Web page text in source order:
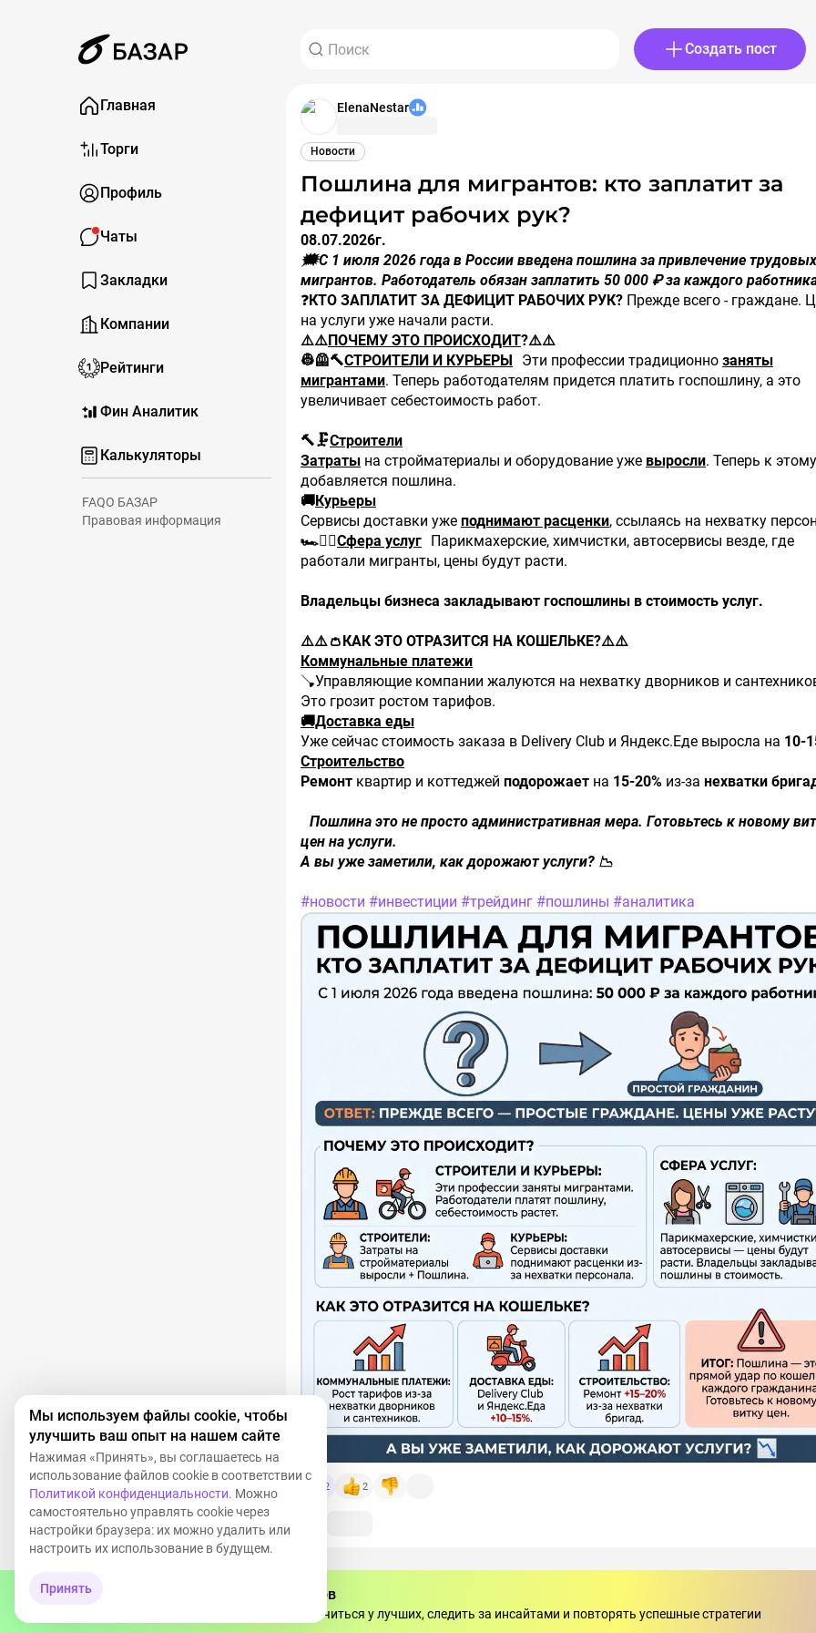
Создать пост
Главная
Торги
Профиль
Чаты
Закладки
Компании
Рейтинги
Фин Аналитик
Калькуляторы
FAQО БАЗАР
Правовая информация
ElenaNestar
Новости
Пошлина для мигрантов: кто заплатит за
дефицит рабочих рук?
08.07.2026г.
🗯️С 1 июля 2026 года в России введена пошлина за привлечение трудовых
мигрантов. Работодатель обязан заплатить 50 000 ₽ за каждого
❓КТО ЗАПЛАТИТ ЗА ДЕФИЦИТ РАБОЧИХ РУК? Прежде всего - граждане.
на услуги уже начали расти.
⚠️⚠️ПОЧЕМУ ЭТО ПРОИСХОДИТ?⚠️⚠️
👷🦺🔨СТРОИТЕЛИ И КУРЬЕРЫ Эти профессии традиционно заняты
мигрантами. Теперь работодателям придется платить госпошлину, а это
увеличивает себестоимость работ.
🔨🗜️Строители
Затраты на стройматериалы и оборудование уже выросли. Теперь к этому
добавляется пошлина.
🚚Курьеры
Сервисы доставки уже поднимают расценки, ссылаясь на нехватку
🏎️💆‍♀️Сфера услуг Парикмахерские, химчистки, автосервисы везде, где
работали мигранты, цены будут расти.
Владельцы бизнеса закладывают госпошлины в стоимость услуг.
⚠️⚠️👛КАК ЭТО ОТРАЗИТСЯ НА КОШЕЛЬКЕ?⚠️⚠️
Коммунальные платежи
🪠Управляющие компании жалуются на нехватку дворников и
Это грозит ростом тарифов.
🚚Доставка еды
Уже сейчас стоимость заказа в Delivery Club и Яндекс.Еде выросла на 10-
Строительство
Ремонт квартир и коттеджей подорожает на 15-20% из-за нехватки
Пошлина это не просто административная мера. Готовьтесь к новому
цен на услуги.
А вы уже заметили, как дорожают услуги? 📉
#новости #инвестиции #трейдинг #пошлины #аналитика
2 2
Ваш комментарий
Тебя ждёт миллион инвесторов
Регистрируйся бесплатно, чтобы учиться у лучших, следить за инсайтами и повторять успешные стратегии
Мы используем файлы cookie, чтобы
улучшить ваш опыт на нашем сайте
Нажимая «Принять», вы соглашаетесь на
использование файлов cookie в соответствии с
Политикой конфиденциальности. Можно
самостоятельно управлять cookie через
настройки браузера: их можно удалить или
настроить их использование в будущем.
Принять